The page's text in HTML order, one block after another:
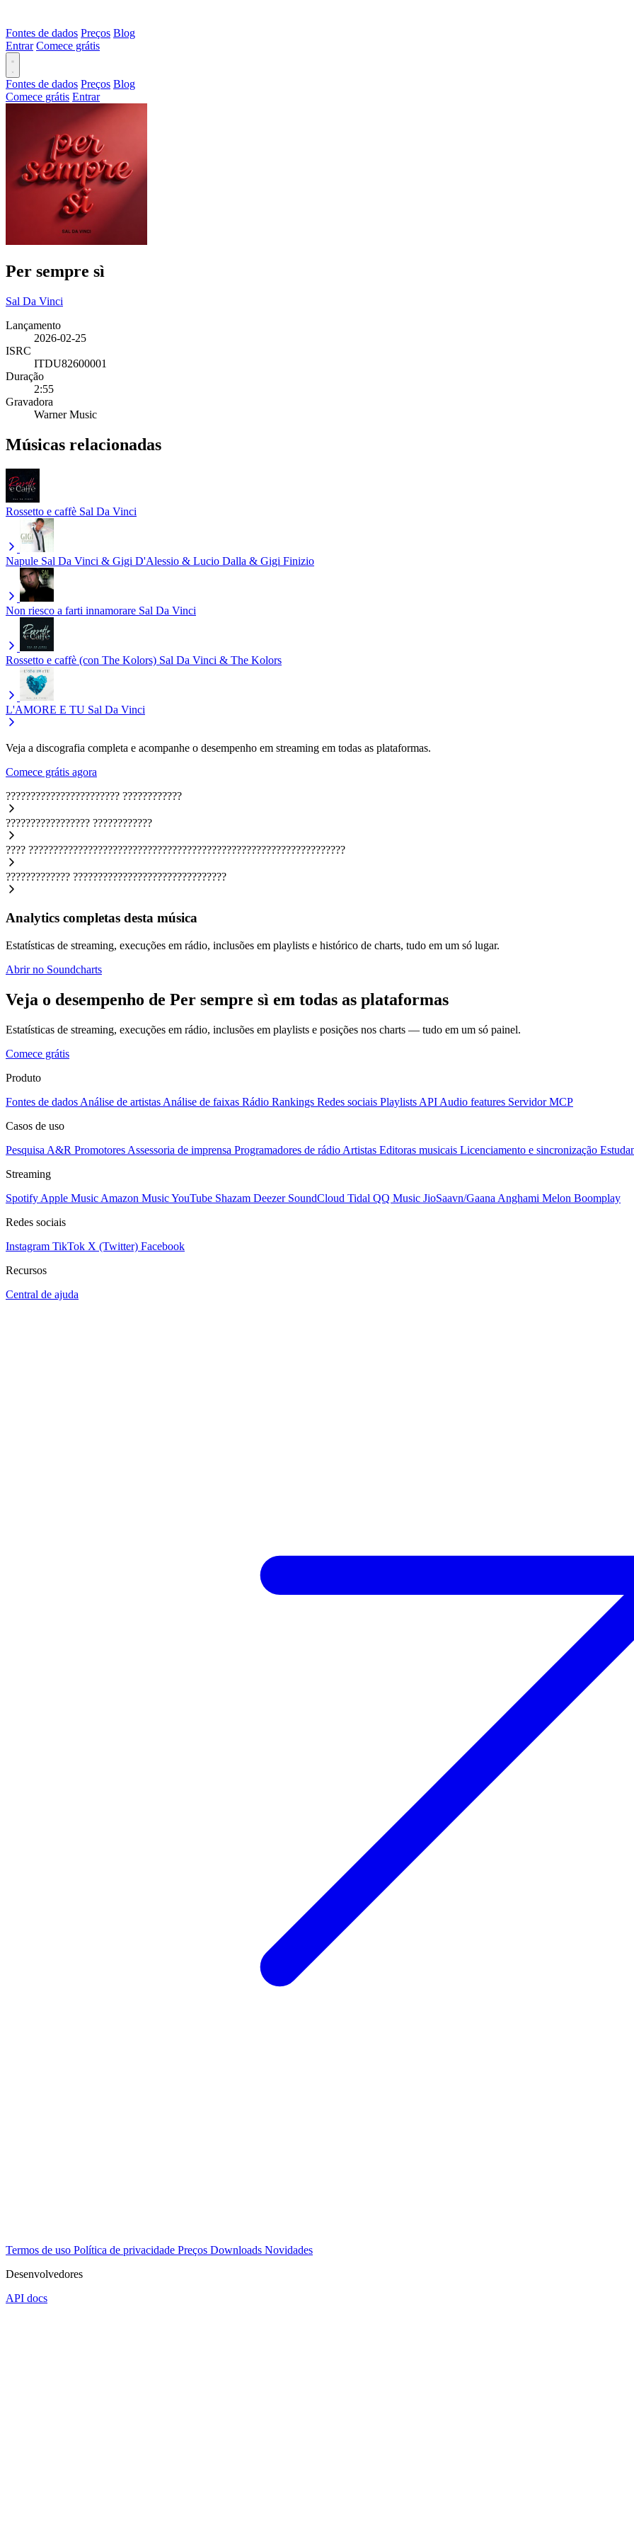
Fontes de dados Preços Blog
Entrar Comece grátis
Fontes de dados Preços Blog
Comece grátis Entrar
Per sempre sì
Sal Da Vinci
Lançamento
2026-02-25
ISRC
ITDU82600001
Duração
2:55
Gravadora
Warner Music
Músicas relacionadas
Rossetto e caffè Sal Da Vinci
Napule Sal Da Vinci & Gigi D'Alessio & Lucio Dalla & Gigi Finizio
Non riesco a farti innamorare Sal Da Vinci
Rossetto e caffè (con The Kolors) Sal Da Vinci & The Kolors
L'AMORE E TU Sal Da Vinci
Veja a discografia completa e acompanhe o desempenho em streaming em todas as plataformas.
Comece grátis agora
??????????????????????? ????????????
????????????????? ????????????
???? ????????????????????????????????????????????????????????????????
????????????? ???????????????????????????????
Analytics completas desta música
Estatísticas de streaming, execuções em rádio, inclusões em playlists e histórico de charts, tudo em um só lugar.
Abrir no Soundcharts
Veja o desempenho de Per sempre sì em todas as plataformas
Estatísticas de streaming, execuções em rádio, inclusões em playlists e posições nos charts — tudo em um só painel.
Comece grátis
Produto
Fontes de dados Análise de artistas Análise de faixas Rádio Rankings Redes sociais Playlists API Audio features Servidor MCP
Casos de uso
Pesquisa A&R Promotores Assessoria de imprensa Programadores de rádio Artistas Editoras musicais Licenciamento e sincronização
Streaming
Spotify Apple Music Amazon MusicYouTube Shazam Deezer SoundCloud Tidal QQ Music JioSaavn/Gaana Anghami Melon Boomplay
Redes sociais
Instagram TikTok X (Twitter) Facebook
Recursos
Central de ajuda
Termos de uso Política de privacidade Preços Downloads Novidades
Desenvolvedores
API docs